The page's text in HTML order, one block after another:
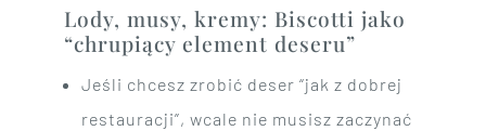
Lody, musy, kremy: Biscotti jako
“chrupiący element deseru”
Jeśli chcesz zrobić deser “jak z dobrej
restauracji”, wcale nie musisz zaczynać